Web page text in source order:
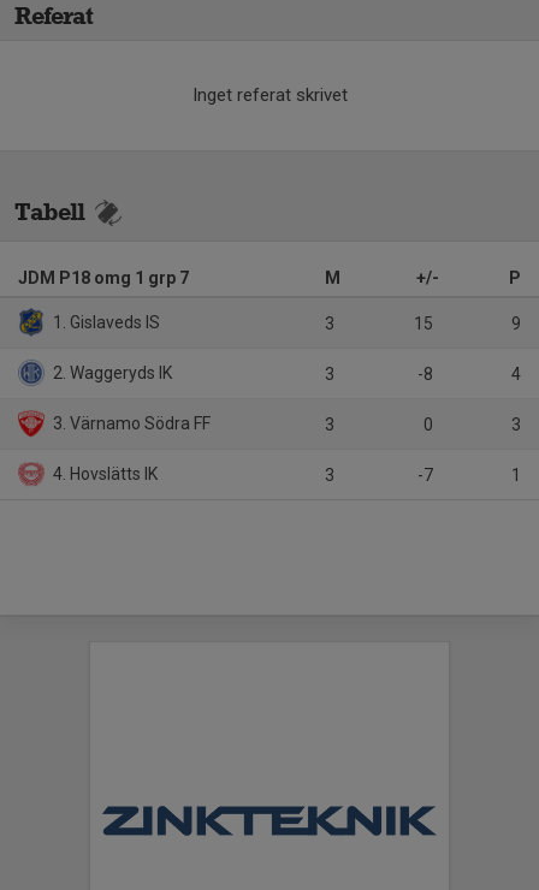
Referat
Inget referat skrivet
Tabell
JDM P18 omg 1 grp 7 M +/- P
1. Gislaveds IS 3 15 9
2. Waggeryds IK 3 -8 4
3. Värnamo Södra FF 3 0 3
4. Hovslätts IK 3 -7 1